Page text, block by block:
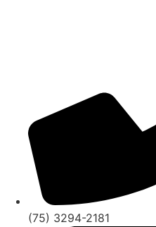
(75) 3294-2181